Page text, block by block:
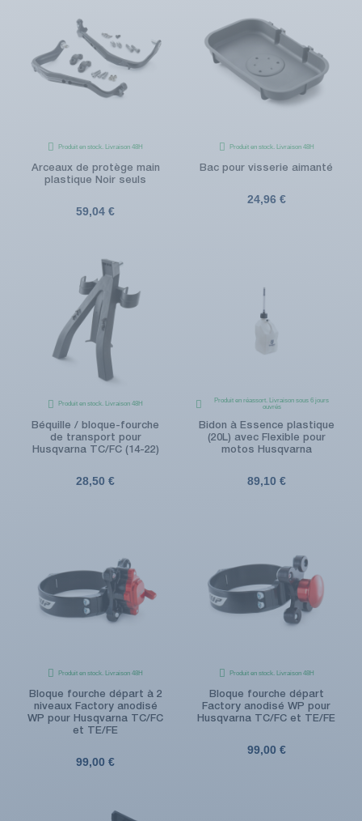
Produit en stock. Livraison 48H
Arceaux de protège main
plastique Noir seuls
59,04 €
Produit en stock. Livraison 48H
Bac pour visserie aimanté
24,96 €
Produit en stock. Livraison 48H
Béquille / bloque-fourche
de transport pour
Husqvarna TC/FC (14-22)
28,50 €
Produit en réassort. Livraison sous 6 jours
ouvrés
Bidon à Essence plastique
(20L) avec Flexible pour
motos Husqvarna
89,10 €
Produit en stock. Livraison 48H
Bloque fourche départ à 2
niveaux Factory anodisé
WP pour Husqvarna TC/FC
et TE/FE
99,00 €
Produit en stock. Livraison 48H
Bloque fourche départ
Factory anodisé WP pour
Husqvarna TC/FC et TE/FE
99,00 €